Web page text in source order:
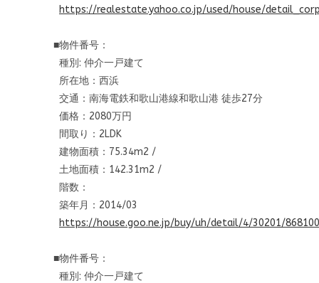
https://realestate.yahoo.co.jp/used/house/
■物件番号：
種別: 仲介一戸建て
所在地：西浜
交通：南海電鉄和歌山港線和歌山港 徒歩27分
価格：2080万円
間取り：2LDK
建物面積：75.34m2 /
土地面積：142.31m2 /
階数：
築年月：2014/03
https://house.goo.ne.jp/buy/uh/detail/4/30201/
■物件番号：
種別: 仲介一戸建て